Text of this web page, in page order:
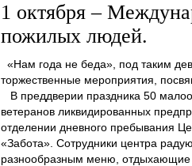
1 октября –
пожилых людей.
«Нам года не беда», под таким
торжественные мероприятия,
В преддверии праздника 50
ветеранов ликвидированных
отделении дневного пребывания
«Забота». Сотрудники центра
разнообразным меню, отдыхающие